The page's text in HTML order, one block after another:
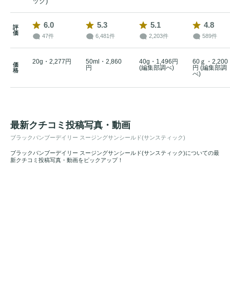
評
価
6.0
47件
5.3
6,481件
5.1
2,203件
4.8
589件
価
格
20g・2,277円
50ml・2,860
円
40g・1,496円
(編集部調べ)
60ｇ・2,200
円 (編集部調
べ)
最新クチコミ投稿写真・動画
ブラックバンブーデイリー スージングサンシールド(サンスティック)
ブラックバンブーデイリー スージングサンシールド(サンスティック)についての最
新クチコミ投稿写真・動画をピックアップ！